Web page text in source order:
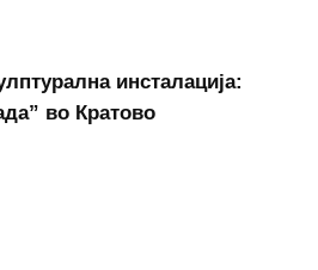
инсталација:
во Кратово